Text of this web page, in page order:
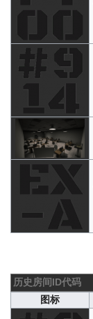
历史房间ID代码
图标